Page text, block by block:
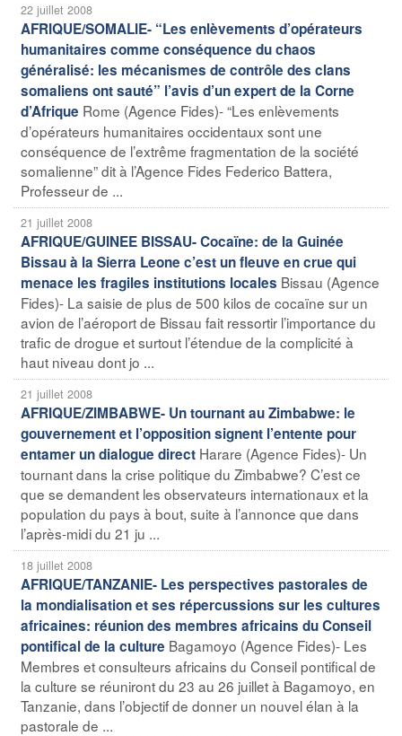
22 juillet 2008
AFRIQUE/SOMALIE- “Les enlèvements d’opérateurs
humanitaires comme conséquence du chaos
généralisé: les mécanismes de contrôle des clans
somaliens ont sauté” l’avis d’un expert de la Corne
d’Afrique Rome (Agence Fides)- “Les enlèvements
d’opérateurs humanitaires occidentaux sont une
conséquence de l’extrême fragmentation de la société
somalienne” dit à l’Agence Fides Federico Battera,
Professeur de ...
21 juillet 2008
AFRIQUE/GUINEE BISSAU- Cocaïne: de la Guinée
Bissau à la Sierra Leone c’est un fleuve en crue qui
menace les fragiles institutions locales Bissau (Agence
Fides)- La saisie de plus de 500 kilos de cocaïne sur un
avion de l’aéroport de Bissau fait ressortir l’importance du
trafic de drogue et surtout l’étendue de la complicité à
haut niveau dont jo ...
21 juillet 2008
AFRIQUE/ZIMBABWE- Un tournant au Zimbabwe: le
gouvernement et l’opposition signent l’entente pour
entamer un dialogue direct Harare (Agence Fides)- Un
tournant dans la crise politique du Zimbabwe? C’est ce
que se demandent les observateurs internationaux et la
population du pays à bout, suite à l’annonce que dans
l’après-midi du 21 ju ...
18 juillet 2008
AFRIQUE/TANZANIE- Les perspectives pastorales de
la mondialisation et ses répercussions sur les cultures
africaines: réunion des membres africains du Conseil
pontifical de la culture Bagamoyo (Agence Fides)- Les
Membres et consulteurs africains du Conseil pontifical de
la culture se réuniront du 23 au 26 juillet à Bagamoyo, en
Tanzanie, dans l’objectif de donner un nouvel élan à la
pastorale de ...